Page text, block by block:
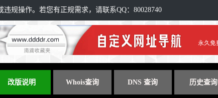
规操作。若您有正规需求，请联系QQ：80028740
改版说明 Whois查询 DNS 查询 历史查询